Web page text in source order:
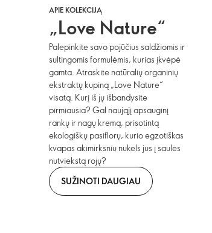
APIE KOLEKCIJĄ
„Love Nature“
Palepinkite savo pojūčius saldžiomis ir
sultingomis formulėmis, kurias įkvėpė
gamta. Atraskite natūralių organinių
ekstraktų kupiną „Love Nature“
visatą. Kurį iš jų išbandysite
pirmiausia? Gal naująjį apsauginį
rankų ir nagų kremą, prisotintą
ekologiškų pasiflorų, kurio egzotiškas
kvapas akimirksniu nukels jus į saulės
nutviekstą rojų?
SUŽINOTI DAUGIAU